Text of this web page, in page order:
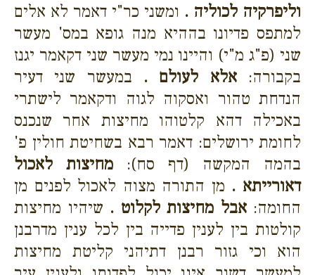
וליפרקיה לכוליה . ומשני כר"י דאמר לא אלים
למתפס פדיונו בההיא מנה גופא במס' מעשר
שני (פ"ג מ"י) והיינו נמי מעשר שני דקאמר יגנז
בקבורה:אלא לעולם . במעשר שני דעיר
הנדחת טהור ואסקוה לגוה ודקאמר לישתרי
באכילה דהא קלטוהו מחיצות אחר שנכנס
לחומת ירושלים: דאמר רבא בשחיטת חולין פ'
בהמה המקשה (דף סח): מחיצות לאכול
דאורייתא . מן התורה מצוה לאכול לפנים מן
החומה:אבל מחיצות לקלוט . שיהיו מחיצות
קולטות בין לענין פדייה בין לכל ענין מדרבנן
הוא וכי גזור רבנן דתיהני קליטת מחיצות